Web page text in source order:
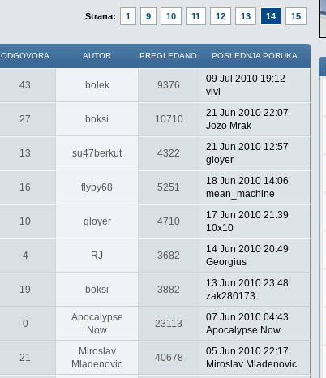
Strana: 1 9 10 11 12 13 14 15
ODGOVORA AUTOR PREGLEDANO POSLEDNJA PORUKA
43 bolek 9376
09 Jul 2010 19:12
vlvl
27 boksi 10710
21 Jun 2010 22:07
Jozo Mrak
13 su47berkut 4322
21 Jun 2010 12:57
gloyer
16 flyby68 5251
18 Jun 2010 14:06
mean_machine
10 gloyer 4710
17 Jun 2010 21:39
10x10
4 RJ 3682
14 Jun 2010 20:49
Georgius
19 boksi 3882
13 Jun 2010 23:48
zak280173
0
Apocalypse
Now
23113
07 Jun 2010 04:43
Apocalypse Now
21
Miroslav
Mladenovic
40678
05 Jun 2010 22:17
Miroslav Mladenovic